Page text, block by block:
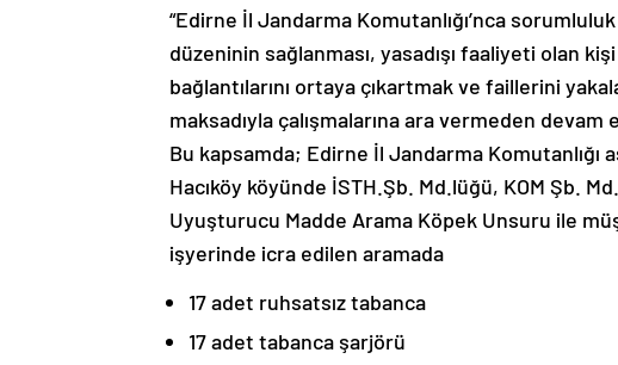
“Edirne İl Jandarma Komutanlığı’nca
düzeninin sağlanması, yasadışı faaliyeti olan
bağlantılarını ortaya çıkartmak ve faillerini
maksadıyla çalışmalarına ara vermeden
Bu kapsamda; Edirne İl Jandarma
Hacıköy köyünde İSTH.Şb. Md.lüğü, KOM Şb.
Uyuşturucu Madde Arama Köpek Unsuru ile
işyerinde icra edilen aramada
17 adet ruhsatsız tabanca
17 adet tabanca şarjörü